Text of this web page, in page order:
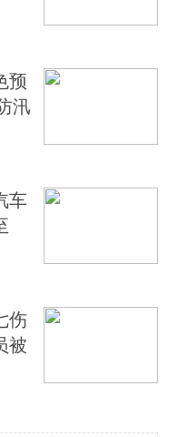
预
汛
车
伤
被